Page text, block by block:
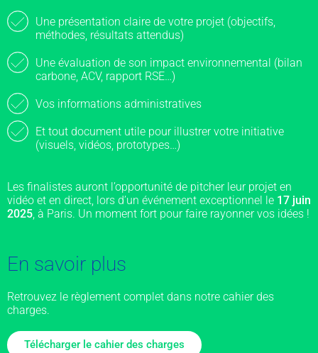
Une présentation claire de votre projet (objectifs,
méthodes, résultats attendus)
Une évaluation de son impact environnemental (bilan
carbone, ACV, rapport RSE…)
Vos informations administratives
Et tout document utile pour illustrer votre initiative
(visuels, vidéos, prototypes…)
Les finalistes auront l’opportunité de pitcher leur projet en
vidéo et en direct, lors d’un événement exceptionnel le 17 juin
2025, à Paris. Un moment fort pour faire rayonner vos idées !
En savoir plus
Retrouvez le règlement complet dans notre cahier des
charges.
Télécharger le cahier des charges